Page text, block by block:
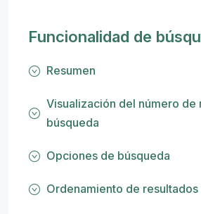
Funcionalidad de
Resumen
Visualización del número de
búsqueda
Opciones de búsqueda
Ordenamiento de